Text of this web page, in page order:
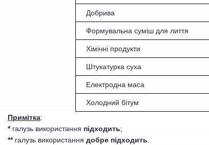
Добрива
Формувальна суміш для лиття
Хімічні продукти
Штукатурка суха
Електродна маса
Холодний бітум
Примітка:
*галузь використання підходить;
**галузь використання добре підходить